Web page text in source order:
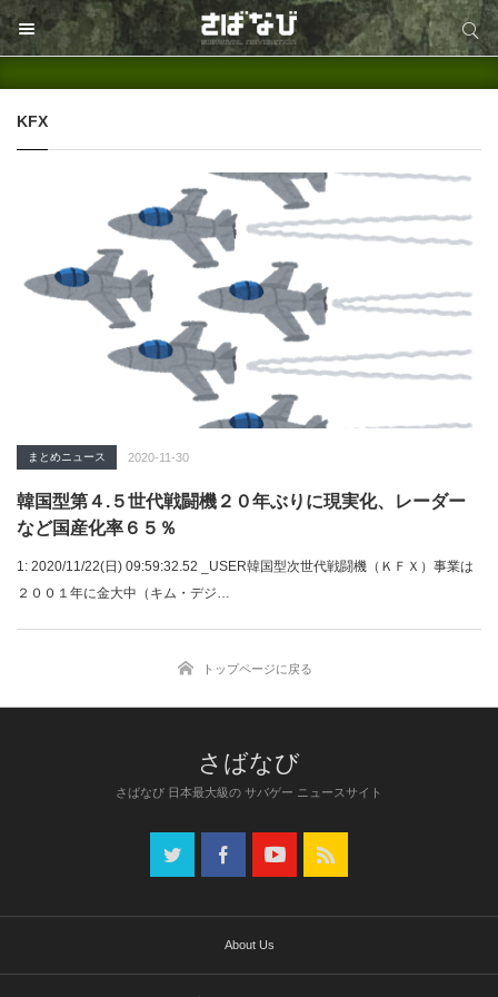
サイト内検索
KFX
まとめニュース 2020-11-30
韓国型第４.５世代戦闘機２０年ぶりに現実化、レーダー
など国産化率６５％
1: 2020/11/22(日) 09:59:32.52 _USER韓国型次世代戦闘機（ＫＦＸ）事業は
２００１年に金大中（キム・デジ…
トップページに戻る
さばなび 日本最大級の サバゲー ニュースサイト
About Us
サイト内検索